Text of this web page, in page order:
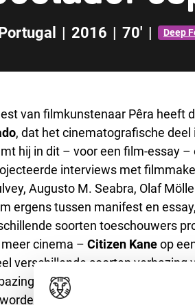
| 2016 | 70' | Deep
van filmkunstenaar Pêra heeft
, dat het cinematografische
hij in dit – voor een film-essay
interviews met
Augusto M. Seabra, Olaf
ergens tussen manifest en
soorten toeschouwers
cinema – Citizen Kaneop
verschillende soorten verbazing
Wat zijn de rechten en
En wat verbaast nog, in